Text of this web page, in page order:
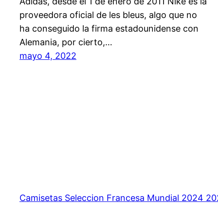
proveedora oficial de les bleus, algo que no
ha conseguido la firma estadounidense con
Alemania, por cierto,…
mayo 4, 2022
Camisetas Seleccion Francesa Mundial 2024